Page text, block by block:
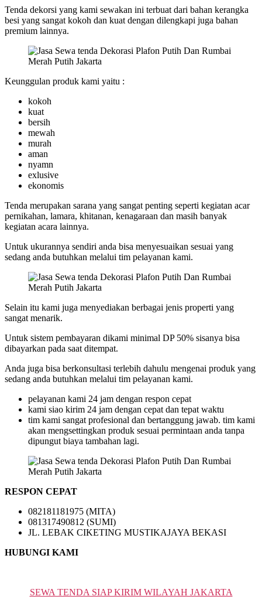
Tenda dekorsi yang kami sewakan ini terbuat dari bahan kerangka
besi yang sangat kokoh dan kuat dengan dilengkapi juga bahan
premium lainnya.
Keunggulan produk kami yaitu :
kokoh
kuat
bersih
mewah
murah
aman
nyamn
exlusive
ekonomis
Tenda merupakan sarana yang sangat penting seperti kegiatan acar
pernikahan, lamara, khitanan, kenagaraan dan masih banyak
kegiatan acara lainnya.
Untuk ukurannya sendiri anda bisa menyesuaikan sesuai yang
sedang anda butuhkan melalui tim pelayanan kami.
Selain itu kami juga menyediakan berbagai jenis properti yang
sangat menarik.
Untuk sistem pembayaran dikami minimal DP 50% sisanya bisa
dibayarkan pada saat ditempat.
Anda juga bisa berkonsultasi terlebih dahulu mengenai produk yang
sedang anda butuhkan melalui tim pelayanan kami.
pelayanan kami 24 jam dengan respon cepat
kami siao kirim 24 jam dengan cepat dan tepat waktu
tim kami sangat profesional dan bertanggung jawab. tim kami
akan mengsettingkan produk sesuai permintaan anda tanpa
dipungut biaya tambahan lagi.
RESPON CEPAT
082181181975 (MITA)
081317490812 (SUMI)
JL. LEBAK CIKETING MUSTIKAJAYA BEKASI
HUBUNGI KAMI
SEWA TENDA SIAP KIRIM WILAYAH JAKARTA